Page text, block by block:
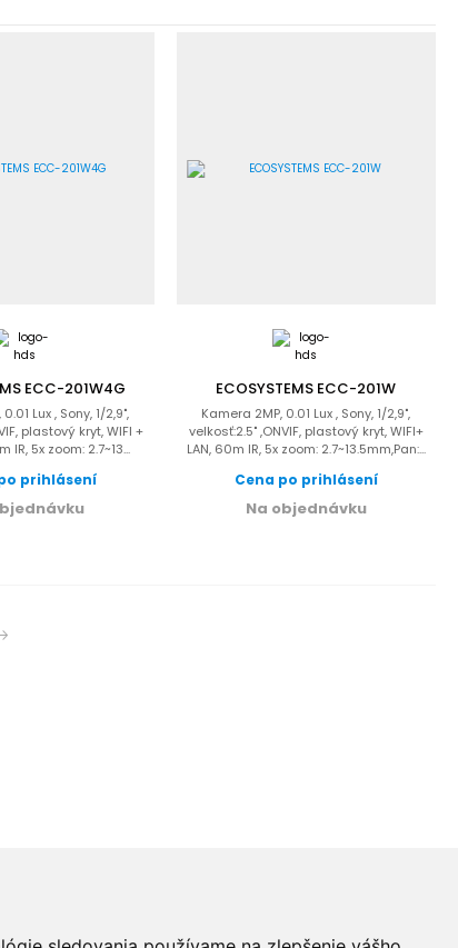
ECC-201W4G
Lux , Sony, 1/2,9",
plastový kryt, WIFI +
IR, 5x zoom: 2.7~13...
prihlásení
ECOSYSTEMS ECC-201W
Kamera 2MP, 0.01 Lux , Sony, 1/2,9",
velkosť:2.5" ,ONVIF, plastový kryt, WIFI+
LAN, 60m IR, 5x zoom: 2.7~13.5mm,Pan:...
Cena po prihlásení
Na objednávku